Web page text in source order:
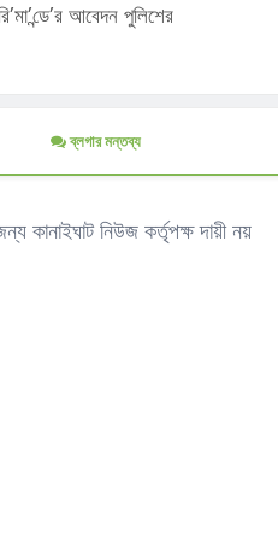
আবেদন পুলিশের
ব্লগার মন্তব্য
কানাইঘাট নিউজ কর্তৃপক্ষ দায়ী নয়